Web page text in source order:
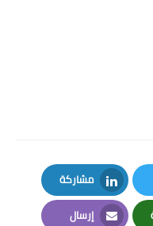
مشاركة
LinkedIn
إرسال